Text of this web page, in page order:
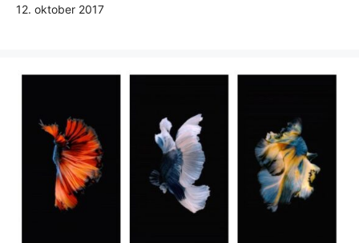
12. oktober 2017